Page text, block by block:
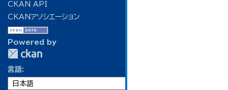
CKAN API
CKANアソシエーション
Powered by
言語